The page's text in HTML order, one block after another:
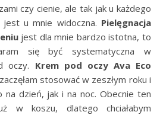
czy cienie, ale tak jak u każdego
u mnie widoczna. Pielęgnacja
jest dla mnie bardzo istotna, to
się być systematyczna w
oczy. Krem pod oczy Ava Eco
zaczęłam stosować w zeszłym roku i
na dzień, jak i na noc. Obecnie ten
w koszu, dlatego chciałabym